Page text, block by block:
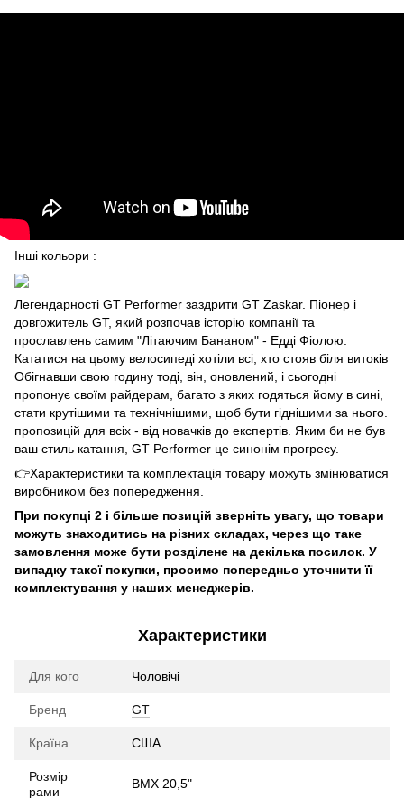
Інші кольори :
Легендарності GT Performer заздрити GT Zaskar. Піонер і
довгожитель GT, який розпочав історію компанії та
прославлень самим "Літаючим Бананом" - Едді Фіолою.
Кататися на цьому велосипеді хотіли всі, хто стояв біля витоків
Обігнавши свою годину тоді, він, оновлений, і сьогодні
пропонує своїм райдерам, багато з яких годяться йому в сині,
стати крутішими та технічнішими, щоб бути гіднішими за нього.
пропозицій для всіх - від новачків до експертів. Яким би не був
ваш стиль катання, GT Performer це синонім прогресу.
👉Характеристики та комплектація товару можуть змінюватися
виробником без попередження.
При покупці 2 і більше позицій зверніть увагу, що товари
можуть знаходитись на різних складах, через що таке
замовлення може бути розділене на декілька посилок. У
випадку такої покупки, просимо попередньо уточнити її
комплектування у наших менеджерів.
Характеристики
Для кого Чоловічі
Бренд GT
Країна США
Розмір
рами
BMX 20,5"